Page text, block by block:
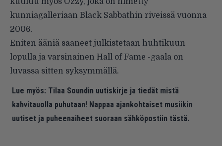
kunniagalleriaan Black Sabbathin riveissä vuonna
2006.
Eniten ääniä saaneet julkistetaan huhtikuun
lopulla ja varsinainen Hall of Fame -gaala on
luvassa sitten syksymmällä.
Lue myös: Tilaa Soundin uutiskirje ja tiedät mistä
kahvitauolla puhutaan! Nappaa ajankohtaiset musiikin
uutiset ja puheenaiheet suoraan sähköpostiin tästä.